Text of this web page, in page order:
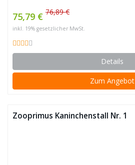
75,79 € 76,89 €
inkl. 19% gesetzlicher MwSt.
Details
Zum Angebot
Zooprimus Kaninchenstall Nr. 1